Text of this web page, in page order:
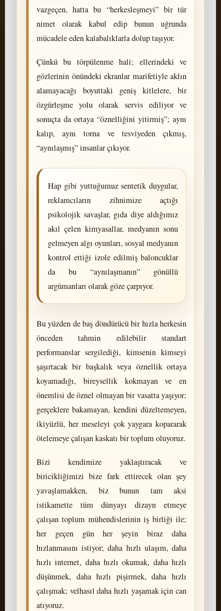
vazgeçen, hatta bu “herkesleşmeyi” bir tür
nimet olarak kabul edip bunun uğrunda
mücadele eden kalabalıklarla dolup taşıyor.
Çünkü bu törpülenme hali; ellerindeki ve
gözlerinin önündeki ekranlar marifetiyle aklın
alamayacağı boyuttaki geniş kitlelere, bir
özgürleşme yolu olarak servis ediliyor ve
sonuçta da ortaya “öznelliğini yitirmiş”; aynı
kalıp, aynı torna ve tesviyeden çıkmış,
“aynılaşmış” insanlar çıkıyor.
Hap gibi yuttuğumuz sentetik duygular,
reklamcıların zihnimize açtığı
psikolojik savaşlar, gıda diye aldığımız
akıl çelen kimyasallar, medyanın sonu
gelmeyen algı oyunları, sosyal medyanın
kontrol ettiği izole edilmiş baloncuklar
da bu “aynılaşmanın” gönüllü
argümanları olarak göze çarpıyor.
Bu yüzden de baş döndürücü bir hızla herkesin
önceden tahmin edilebilir standart
performanslar sergilediği, kimsenin kimseyi
şaşırtacak bir başkalık veya öznellik ortaya
koyamadığı, bireysellik kokmayan ve en
önemlisi de öznel olmayan bir vasatta yaşıyor;
gerçeklere bakamayan, kendini düzeltemeyen,
ikiyüzlü, her meseleyi çok yaygara kopararak
ötelemeye çalışan kaskatı bir toplum oluyoruz.
Bizi kendimize yaklaştıracak ve
biricikliğimizi bize fark ettirecek olan şey
yavaşlamakken, biz bunun tam aksi
istikamette tüm dünyayı dizayn etmeye
çalışan toplum mühendislerinin iş birliği ile;
her geçen gün her şeyin biraz daha
hızlanmasını istiyor; daha hızlı ulaşım, daha
hızlı internet, daha hızlı okumak, daha hızlı
düşünmek, daha hızlı pişirmek, daha hızlı
çalışmak; velhasıl daha hızlı yaşamak için can
atıyoruz.